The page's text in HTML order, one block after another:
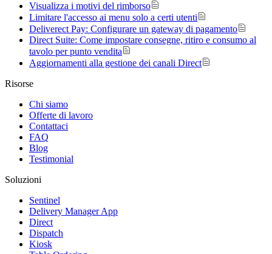
Visualizza i motivi del rimborso
Limitare l'accesso ai menu solo a certi utenti
Deliverect Pay: Configurare un gateway di pagamento
Direct Suite: Come impostare consegne, ritiro e consumo al
tavolo per punto vendita
Aggiornamenti alla gestione dei canali Direct
Risorse
Chi siamo
Offerte di lavoro
Contattaci
FAQ
Blog
Testimonial
Soluzioni
Sentinel
Delivery Manager App
Direct
Dispatch
Kiosk